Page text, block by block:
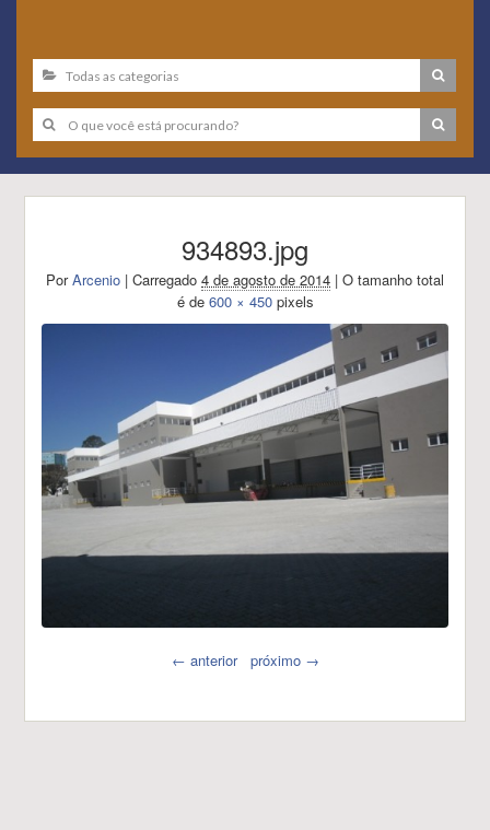
934893.jpg
Por Arcenio | Carregado 4 de agosto de 2014 | O tamanho total
é de 600 × 450pixels
← anterior próximo →